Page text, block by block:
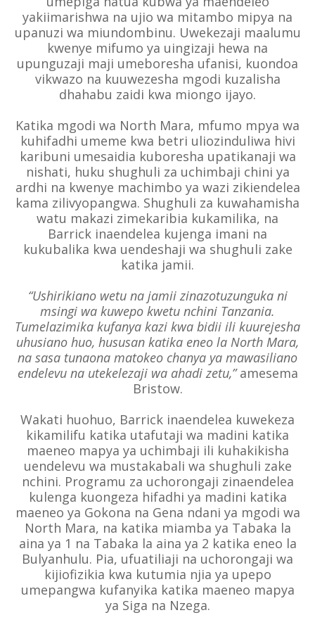
yakiimarishwa na ujio wa mitambo mipya na
upanuzi wa miundombinu. Uwekezaji maalumu
kwenye mifumo ya uingizaji hewa na
upunguzaji maji umeboresha ufanisi, kuondoa
vikwazo na kuuwezesha mgodi kuzalisha
dhahabu zaidi kwa miongo ijayo.
Katika mgodi wa North Mara, mfumo mpya wa
kuhifadhi umeme kwa betri uliozinduliwa hivi
karibuni umesaidia kuboresha upatikanaji wa
nishati, huku shughuli za uchimbaji chini ya
ardhi na kwenye machimbo ya wazi zikiendelea
kama zilivyopangwa. Shughuli za kuwahamisha
watu makazi zimekaribia kukamilika, na
Barrick inaendelea kujenga imani na
kukubalika kwa uendeshaji wa shughuli zake
katika jamii.
“Ushirikiano wetu na jamii zinazotuzunguka ni
msingi wa kuwepo kwetu nchini Tanzania.
Tumelazimika kufanya kazi kwa bidii ili kuurejesha
uhusiano huo, hususan katika eneo la North Mara,
na sasa tunaona matokeo chanya ya mawasiliano
endelevu na utekelezaji wa ahadi zetu,”amesema
Bristow.
Wakati huohuo, Barrick inaendelea kuwekeza
kikamilifu katika utafutaji wa madini katika
maeneo mapya ya uchimbaji ili kuhakikisha
uendelevu wa mustakabali wa shughuli zake
nchini. Programu za uchorongaji zinaendelea
kulenga kuongeza hifadhi ya madini katika
maeneo ya Gokona na Gena ndani ya mgodi wa
North Mara, na katika miamba ya Tabaka la
aina ya 1 na Tabaka la aina ya 2 katika eneo la
Bulyanhulu. Pia, ufuatiliaji na uchorongaji wa
kijiofizikia kwa kutumia njia ya upepo
umepangwa kufanyika katika maeneo mapya
ya Siga na Nzega.